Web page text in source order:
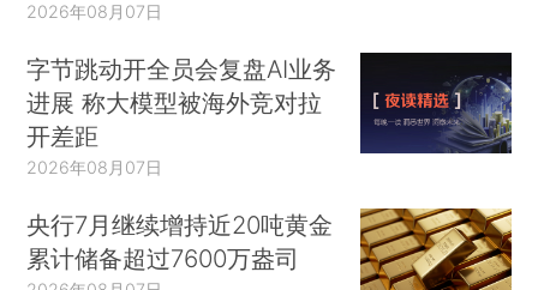
2026年08月07日
字节跳动开全员会复盘AI业务
进展 称大模型被海外竞对拉
开差距
2026年08月07日
央行7月继续增持近20吨黄金
累计储备超过7600万盎司